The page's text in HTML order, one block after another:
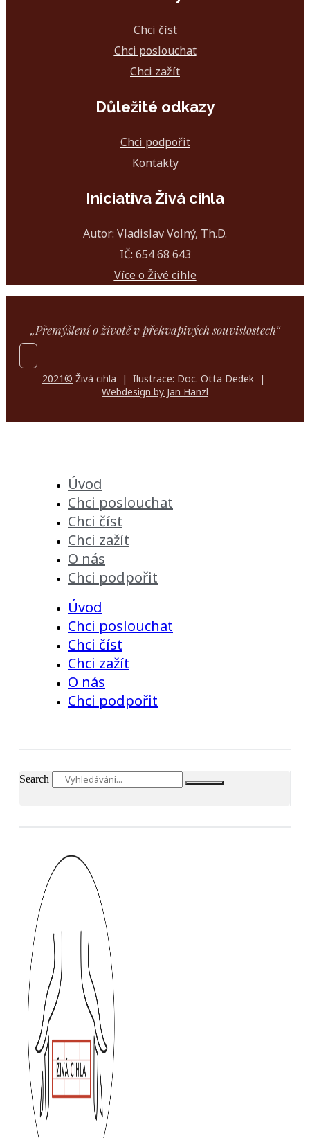
Chci číst
Chci poslouchat
Chci zažít
Důležité odkazy
Chci podpořit
Kontakty
Iniciativa Živá cihla
Autor: Vladislav Volný, Th.D.
IČ: 654 68 643
Více o Živé cihle
„Přemýšlení o životě v překvapivých souvislostech“
2021© Živá cihla | Ilustrace: Doc. Otta Dedek |
Webdesign by Jan Hanzl
Úvod
Chci poslouchat
Chci číst
Chci zažít
O nás
Chci podpořit
Úvod
Chci poslouchat
Chci číst
Chci zažít
O nás
Chci podpořit
Search